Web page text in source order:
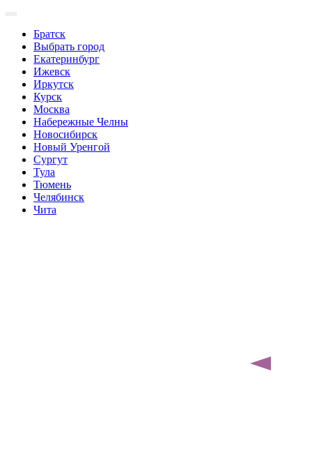
Братск
Выбрать город
Екатеринбург
Ижевск
Иркутск
Курск
Москва
Набережные Челны
Новосибирск
Новый Уренгой
Сургут
Тула
Тюмень
Челябинск
Чита